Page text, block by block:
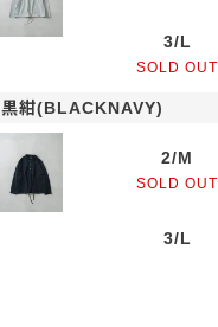
3/L
SOLD OUT
黒紺(BLACKNAVY)
2/M
SOLD OUT
3/L